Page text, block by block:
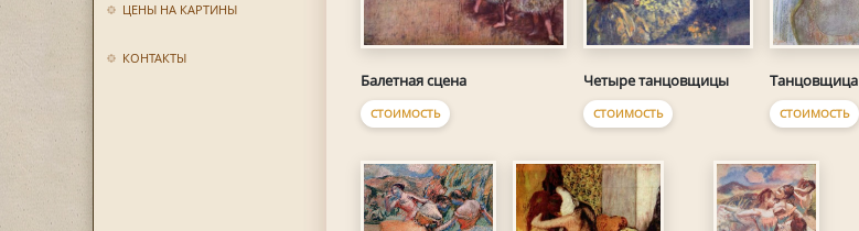
ЦЕНЫ НА КАРТИНЫ
КОНТАКТЫ
Балетная сцена
СТОИМОСТЬ
Четыре танцовщицы
СТОИМОСТЬ
Танцовщица
СТОИМОСТЬ